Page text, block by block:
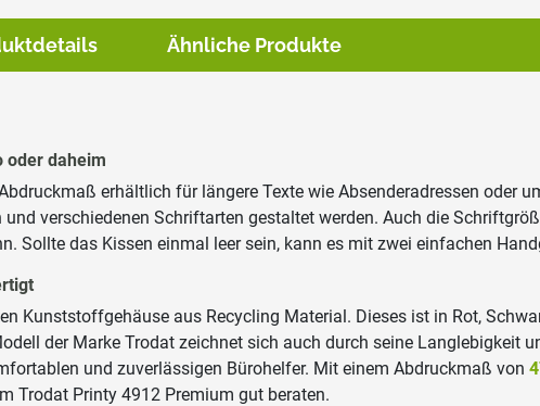
Ähnliche Produkte
oder daheim
erhältlich für längere Texte wie Absenderadressen oder
verschiedenen Schriftarten gestaltet werden. Auch die
Sollte das Kissen einmal leer sein, kann es mit zwei einfachen
Kunststoffgehäuse aus Recycling Material. Dieses ist in Rot,
der Marke Trodat zeichnet sich auch durch seine Langlebigkeit
und zuverlässigen Bürohelfer. Mit einem Abdruckmaß von
Trodat Printy 4912 Premium gut beraten.